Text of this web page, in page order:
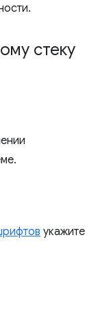
стеку
укажите